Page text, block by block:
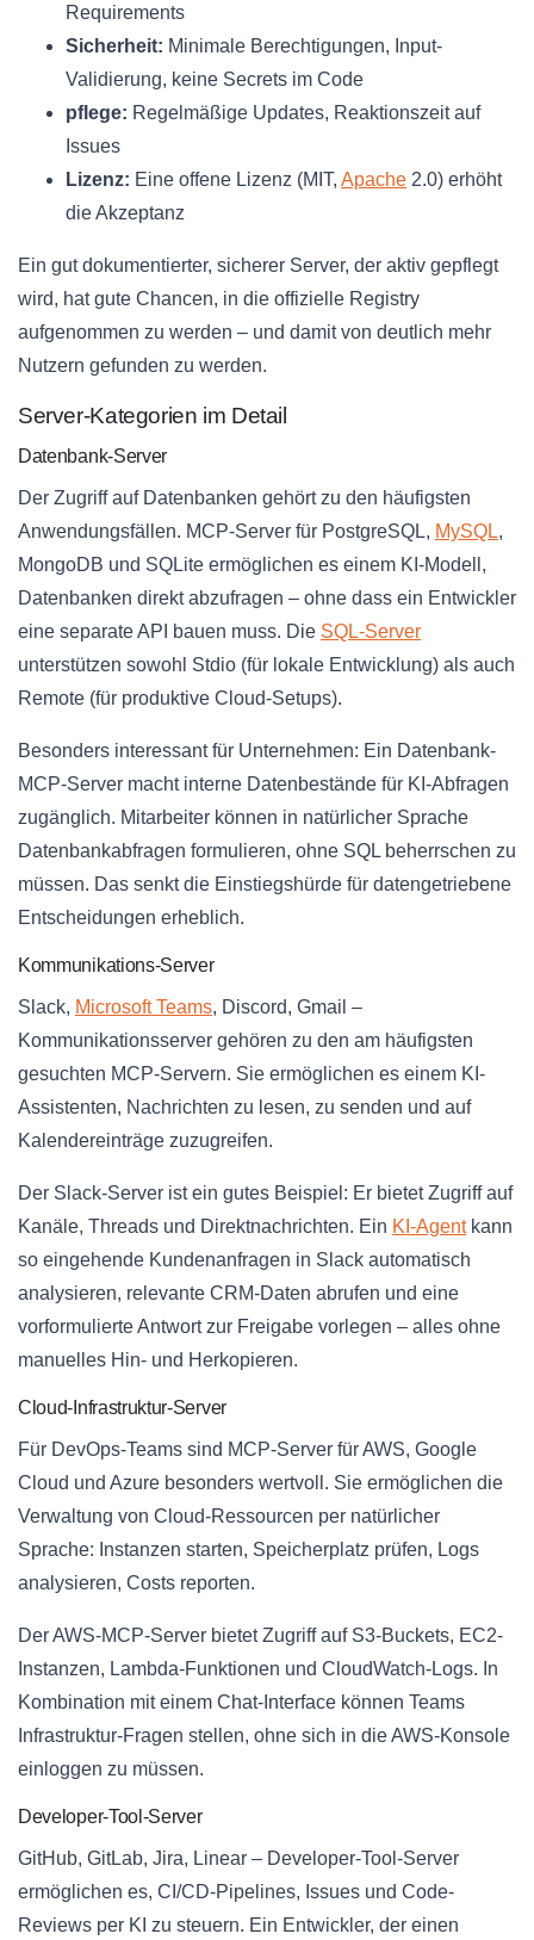
Requirements
Sicherheit: Minimale Berechtigungen, Input-
Validierung, keine Secrets im Code
pflege: Regelmäßige Updates, Reaktionszeit auf
Issues
Lizenz: Eine offene Lizenz (MIT, Apache 2.0) erhöht
die Akzeptanz
Ein gut dokumentierter, sicherer Server, der aktiv gepflegt
wird, hat gute Chancen, in die offizielle Registry
aufgenommen zu werden – und damit von deutlich mehr
Nutzern gefunden zu werden.
Server-Kategorien im Detail
Datenbank-Server
Der Zugriff auf Datenbanken gehört zu den häufigsten
Anwendungsfällen. MCP-Server für PostgreSQL, MySQL,
MongoDB und SQLite ermöglichen es einem KI-Modell,
Datenbanken direkt abzufragen – ohne dass ein Entwickler
eine separate API bauen muss. Die SQL-Server
unterstützen sowohl Stdio (für lokale Entwicklung) als auch
Remote (für produktive Cloud-Setups).
Besonders interessant für Unternehmen: Ein Datenbank-
MCP-Server macht interne Datenbestände für KI-Abfragen
zugänglich. Mitarbeiter können in natürlicher Sprache
Datenbankabfragen formulieren, ohne SQL beherrschen zu
müssen. Das senkt die Einstiegshürde für datengetriebene
Entscheidungen erheblich.
Kommunikations-Server
Slack, Microsoft Teams, Discord, Gmail –
Kommunikationsserver gehören zu den am häufigsten
gesuchten MCP-Servern. Sie ermöglichen es einem KI-
Assistenten, Nachrichten zu lesen, zu senden und auf
Kalendereinträge zuzugreifen.
Der Slack-Server ist ein gutes Beispiel: Er bietet Zugriff auf
Kanäle, Threads und Direktnachrichten. Ein KI-Agentkann
so eingehende Kundenanfragen in Slack automatisch
analysieren, relevante CRM-Daten abrufen und eine
vorformulierte Antwort zur Freigabe vorlegen – alles ohne
manuelles Hin- und Herkopieren.
Cloud-Infrastruktur-Server
Für DevOps-Teams sind MCP-Server für AWS, Google
Cloud und Azure besonders wertvoll. Sie ermöglichen die
Verwaltung von Cloud-Ressourcen per natürlicher
Sprache: Instanzen starten, Speicherplatz prüfen, Logs
analysieren, Costs reporten.
Der AWS-MCP-Server bietet Zugriff auf S3-Buckets, EC2-
Instanzen, Lambda-Funktionen und CloudWatch-Logs. In
Kombination mit einem Chat-Interface können Teams
Infrastruktur-Fragen stellen, ohne sich in die AWS-Konsole
einloggen zu müssen.
Developer-Tool-Server
GitHub, GitLab, Jira, Linear – Developer-Tool-Server
ermöglichen es, CI/CD-Pipelines, Issues und Code-
Reviews per KI zu steuern. Ein Entwickler, der einen